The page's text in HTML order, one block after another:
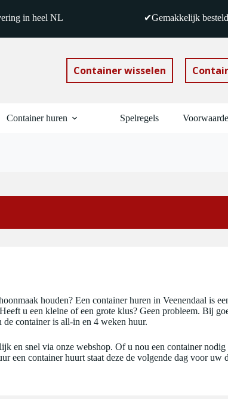
in heel NL ✔Gemakkelijk besteld
Container wisselen
Container huren Spelregels
houden? Een container huren in Veenendaal is
u een kleine of een grote klus? Geen probleem. Bij
container is all-in en 4 weken huur.
en snel via onze webshop. Of u nou een container
een container huurt staat deze de volgende dag voor uw